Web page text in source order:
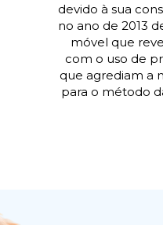
devido à sua
no ano de 2013
móvel que
com o uso de
que agrediam a
para o método